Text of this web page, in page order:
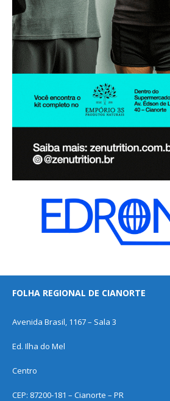
FOLHA REGIONAL DE CIANORTE
Avenida Brasil, 1167 – Sala 3
Ed. Ilha do Mel
Centro
CEP: 87200-181 – Cianorte – PR